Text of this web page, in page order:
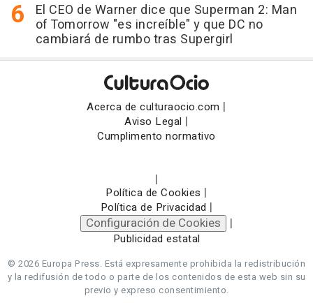
El CEO de Warner dice que Superman 2: Man
of Tomorrow "es increíble" y que DC no
cambiará de rumbo tras Supergirl
Acerca de culturaocio.com |
Aviso Legal |
Cumplimento normativo
|
Política de Cookies |
Política de Privacidad |
Configuración de Cookies |
Publicidad estatal
© 2026 Europa Press. Está expresamente prohibida la redistribución
y la redifusión de todo o parte de los contenidos de esta web sin su
previo y expreso consentimiento.